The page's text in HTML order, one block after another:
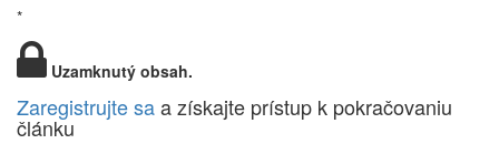
*
Uzamknutý obsah.
Zaregistrujte saa získajte prístup k pokračovaniu
článku